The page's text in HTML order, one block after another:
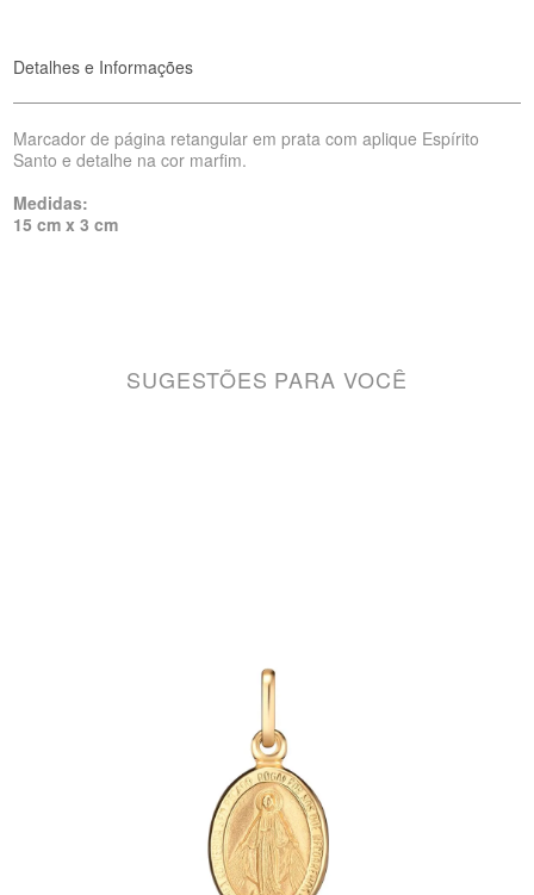
Detalhes e Informações
Marcador de página retangular em prata com aplique Espírito
Santo e detalhe na cor marfim.
Medidas:
15 cm x 3 cm
SUGESTÕES PARA VOCÊ